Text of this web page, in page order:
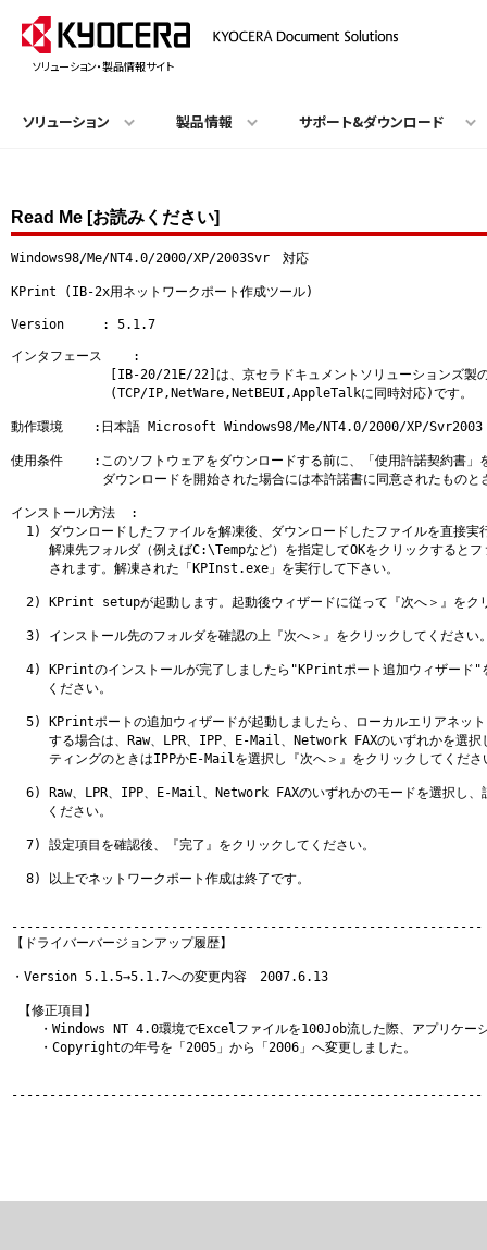
ソリューション・製品情報サイト
ソリューション 製品情報 サポート&ダウンロード
Read Me [お読みください]
Windows98/Me/NT4.0/2000/XP/2003Svr　対応
KPrint (IB-2x用ネットワークポート作成ツール)
Version     : 5.1.7
インタフェース    :
[IB-20/21E/22]は、京セラドキュメントソリューションズ製
             (TCP/IP,NetWare,NetBEUI,AppleTalkに同時対応)です。
動作環境    :日本語 Microsoft Windows98/Me/NT4.0/2000/XP/Svr2003
使用条件    :このソフトウェアをダウンロードする前に、「使用許諾契約書」
ダウンロードを開始された場合には本許諾書に同意されたものとさ
インストール方法  :
1) ダウンロードしたファイルを解凍後、ダウンロードしたファイルを直接実
解凍先フォルダ（例えばC:\Tempなど）を指定してOKをクリックするとフ
     されます。解凍された「KPInst.exe」を実行して下さい。
2) KPrint setupが起動します。起動後ウィザードに従って『次へ＞』をク
3) インストール先のフォルダを確認の上『次へ＞』をクリックしてください
4) KPrintのインストールが完了しましたら"KPrintポート追加ウィザード"
ください。
5) KPrintポートの追加ウィザードが起動しましたら、ローカルエリアネッ
する場合は、Raw、LPR、IPP、E-Mail、Network FAXのいずれかを選択
ティングのときはIPPかE-Mailを選択し『次へ＞』をクリックしてくださ
6) Raw、LPR、IPP、E-Mail、Network FAXのいずれかのモードを選択し、
  　 ください。
  7) 設定項目を確認後、『完了』をクリックしてください。
  8) 以上でネットワークポート作成は終了です。
--------------------------------------------------------------
【ドライバーバージョンアップ履歴】
・Version 5.1.5→5.1.7への変更内容　2007.6.13
【修正項目】
・Windows NT 4.0環境でExcelファイルを100Job流した際、アプリケーシ
・Copyrightの年号を「2005」から「2006」へ変更しました。
--------------------------------------------------------------